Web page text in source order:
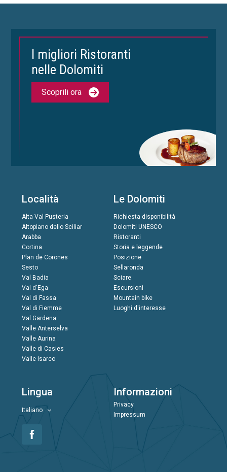
I migliori Ristoranti
nelle Dolomiti
Scoprili ora
Località
Alta Val Pusteria
Altopiano dello Sciliar
Arabba
Cortina
Plan de Corones
Sesto
Val Badia
Val d'Ega
Val di Fassa
Val di Fiemme
Val Gardena
Valle Anterselva
Valle Aurina
Valle di Casies
Valle Isarco
Le Dolomiti
Richiesta disponibilità
Dolomiti UNESCO
Ristoranti
Storia e leggende
Posizione
Sellaronda
Sciare
Escursioni
Mountain bike
Luoghi d'interesse
Lingua
Italiano
Informazioni
Privacy
Impressum